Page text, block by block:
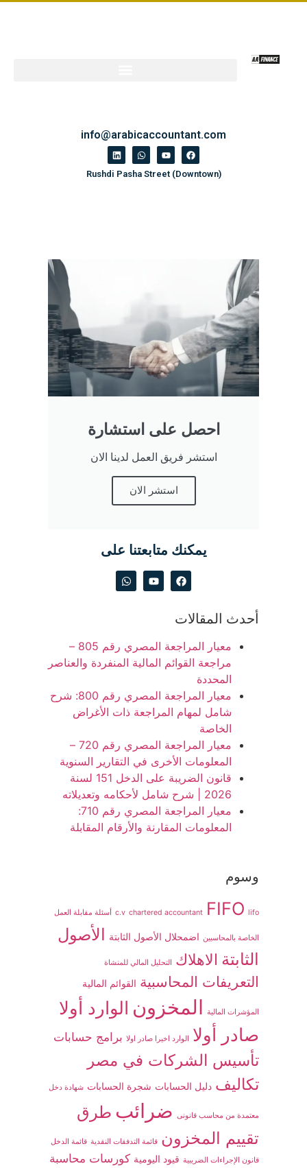
info@arabicaccountant.com
Rushdi Pasha Street (Downtown)
احصل على استشارة
استشر فريق العمل لدينا الان
استشر الان
يمكنك متابعتنا على
أحدث المقالات
معيار المراجعة المصري رقم 805 –
مراجعة القوائم المالية المنفردة والعناصر
المحددة
معيار المراجعة المصري رقم 800: شرح
شامل لمهام المراجعة ذات الأغراض
الخاصة
معيار المراجعة المصري رقم 720 –
المعلومات الأخرى في التقارير السنوية
قانون الضريبة على الدخل 151 لسنة
2026 | شرح شامل لأحكامه وتعديلاته
معيار المراجعة المصري رقم 710:
المعلومات المقارنة والأرقام المقابلة
وسوم
c.v chartered accountant FIFO lifo أسئلة مقابلة العمل
الخاصة بالمحاسبين اضمحلال الأصول الثابتة الأصول
الثابتة الاهلاك التحليل المالي للمنشاة
التعريفات المحاسبية القوائم المالية
المؤشرات المالية المخزون الوارد أولا
صادر أولا الوارد اخيرا صادر اولا برامج حسابات
تأسيس الشركات في مصر
تكاليف دليل الحسابات شجرة الحسابات شهادة دخل
معتمدة من محاسب قانونى ضرائب طرق
تقييم المخزون قائمة التدفقات النقدية قائمة الدخل
قانون الإجراءات الضريبية قيود اليومية كورسات محاسبة